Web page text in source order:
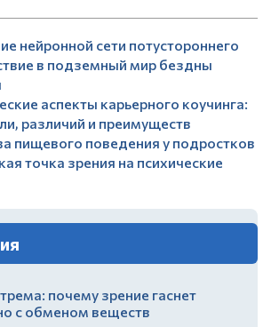
нейронной сети потустороннего
в подземный мир бездны
аспекты карьерного коучинга:
различий и преимуществ
пищевого поведения у подростков
точка зрения на психические
почему зрение гаснет
с обменом веществ